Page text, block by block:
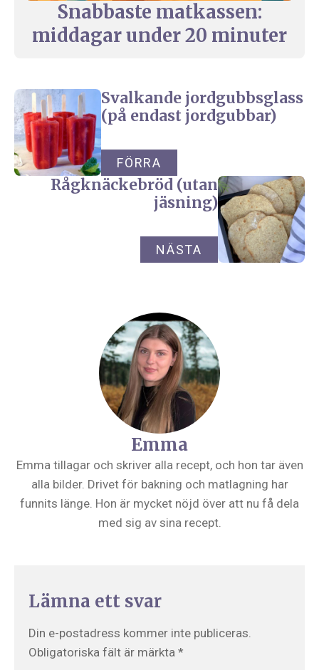
Snabbaste matkassen:
middagar under 20 minuter
Svalkande jordgubbsglass
(på endast jordgubbar)
FÖRRA
Rågknäckebröd (utan
jäsning)
NÄSTA
Emma
Emma tillagar och skriver alla recept, och hon tar även
alla bilder. Drivet för bakning och matlagning har
funnits länge. Hon är mycket nöjd över att nu få dela
med sig av sina recept.
Lämna ett svar
Din e-postadress kommer inte publiceras.
Obligatoriska fält är märkta *